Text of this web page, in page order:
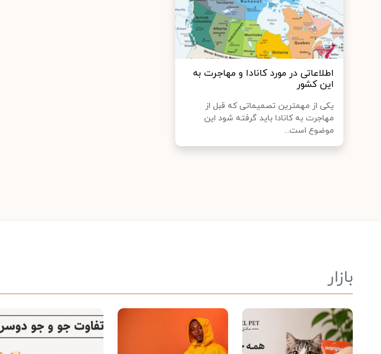
اطلاعاتی در مورد کانادا و مهاجرت به
این کشور
یکی از مهمترین تصمیماتی که قبل از
مهاجرت به کانادا باید گرفته شود این
موضوع است...
بازار